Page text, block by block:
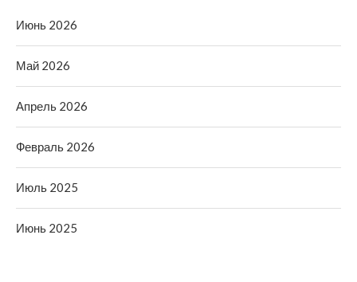
Июнь 2026
Май 2026
Апрель 2026
Февраль 2026
Июль 2025
Июнь 2025